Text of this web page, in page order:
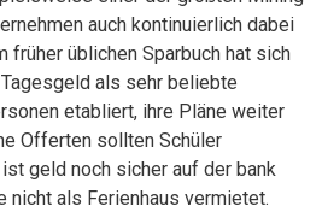
auch kontinuierlich dabei
früher üblichen Sparbuch hat sich
als sehr beliebte
etabliert, ihre Pläne weiter
Offerten sollten Schüler
geld noch sicher auf der bank
nicht als Ferienhaus vermietet.